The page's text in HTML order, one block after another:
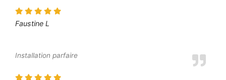
Faustine L
Installation parfaire